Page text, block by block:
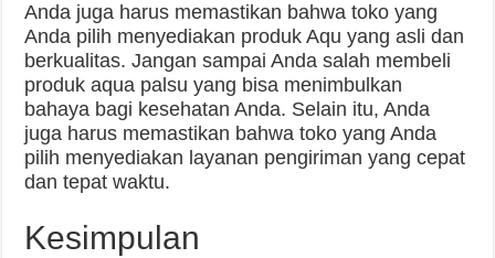
Anda juga harus memastikan bahwa toko yang
Anda pilih menyediakan produk Aqu yang asli dan
berkualitas. Jangan sampai Anda salah membeli
produk aqua palsu yang bisa menimbulkan
bahaya bagi kesehatan Anda. Selain itu, Anda
juga harus memastikan bahwa toko yang Anda
pilih menyediakan layanan pengiriman yang cepat
dan tepat waktu.
Kesimpulan